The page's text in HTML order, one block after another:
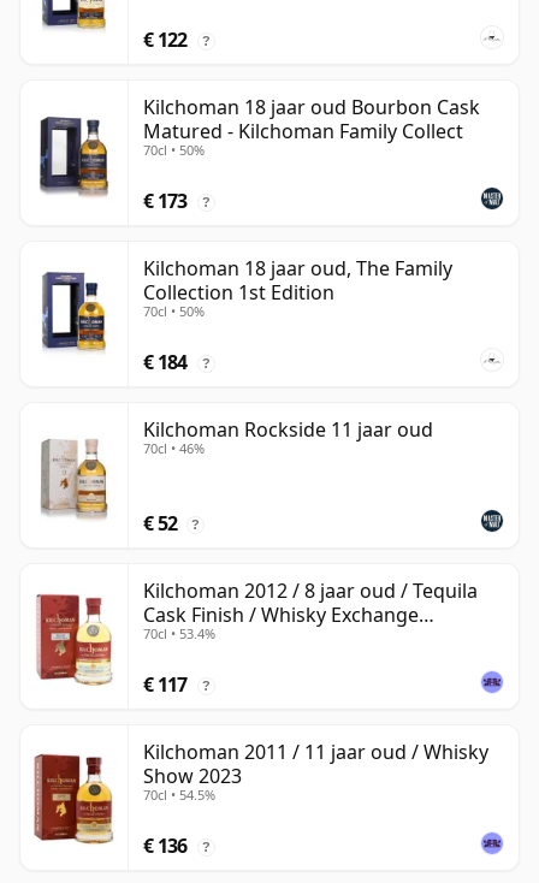
€ 122 ?
Kilchoman 18 jaar oud Bourbon Cask
Matured - Kilchoman Family Collect
70cl • 50%
€ 173 ?
Kilchoman 18 jaar oud, The Family
Collection 1st Edition
70cl • 50%
€ 184 ?
Kilchoman Rockside 11 jaar oud
70cl • 46%
€ 52 ?
Kilchoman 2012 / 8 jaar oud / Tequila
Cask Finish / Whisky Exchange
Exclusive
70cl • 53.4%
€ 117 ?
Kilchoman 2011 / 11 jaar oud / Whisky
Show 2023
70cl • 54.5%
€ 136 ?